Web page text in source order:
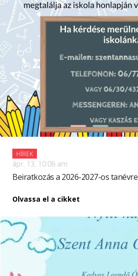
HÍREK
ápr. 13, 10:06 am
Beiratkozás a 2026-2027-os tanévre
Olvassa el a cikket